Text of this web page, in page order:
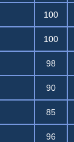
100
100
98
90
85
96